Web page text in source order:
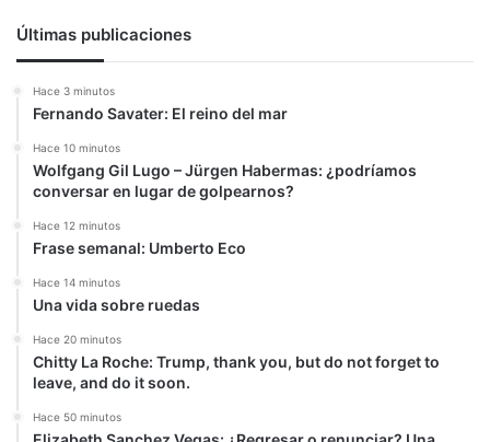
Últimas publicaciones
Hace 3 minutos
Fernando Savater: El reino del mar
Hace 10 minutos
Wolfgang Gil Lugo – Jürgen Habermas: ¿podríamos
conversar en lugar de golpearnos?
Hace 12 minutos
Frase semanal: Umberto Eco
Hace 14 minutos
Una vida sobre ruedas
Hace 20 minutos
Chitty La Roche: Trump, thank you, but do not forget to
leave, and do it soon.
Hace 50 minutos